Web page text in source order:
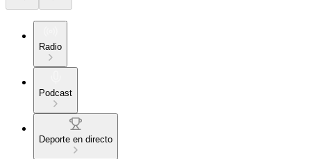
Radio
Podcast
Deporte en directo